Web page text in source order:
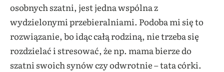
osobnych szatni, jest jedna wspólna z
wydzielonymi przebieralniami. Podoba mi się to
rozwiązanie, bo idąc całą rodziną, nie trzeba się
rozdzielać i stresować, że np. mama bierze do
szatni swoich synów czy odwrotnie – tata córki.